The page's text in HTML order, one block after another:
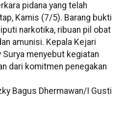
pidana yang telah
Kamis (7/5). Barang bukti
narkotika, ribuan pil obat
amunisi. Kepala Kejari
menyebut kegiatan
dari komitmen penegakan
Bagus Dhermawan/I Gusti